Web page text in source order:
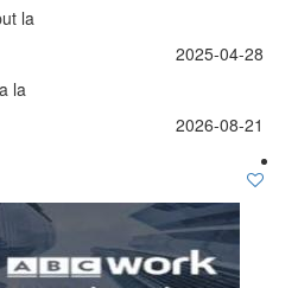
la
2025-04-28
la
2026-08-21